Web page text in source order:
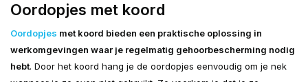
Oordopjes met koord
Oordopjes met koord bieden een praktische oplossing in
werkomgevingen waar je regelmatig gehoorbescherming nodig
hebt. Door het koord hang je de oordopjes eenvoudig om je nek